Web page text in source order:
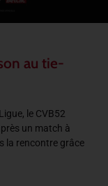
au tie-
le CVB52
un match à
la rencontre grâce